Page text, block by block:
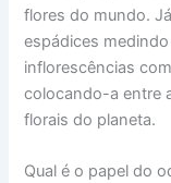
flores do mundo.
espádices
inflorescências
colocando-a entre
florais do planeta.
Qual é o papel do